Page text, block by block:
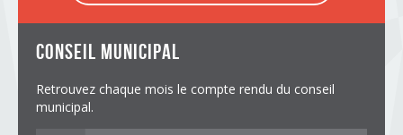
conseil municipal
Retrouvez chaque mois le compte rendu du conseil
municipal.